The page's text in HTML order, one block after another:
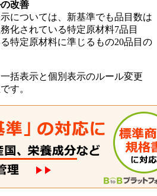
改善
については、新基準でも品目数は
化されている特定原材料7品目
特定原材料に準じるもの20品目の
括表示と個別表示のルール変更
す。